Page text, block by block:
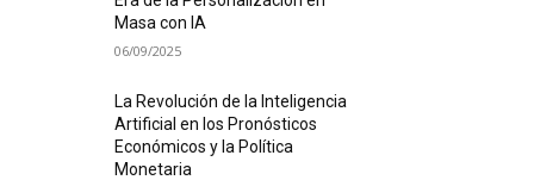
Masa con IA
06/09/2025
La Revolución de la Inteligencia
Artificial en los Pronósticos
Económicos y la Política
Monetaria